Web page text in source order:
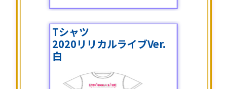
Tシャツ
2020リリカルライブVer.
白